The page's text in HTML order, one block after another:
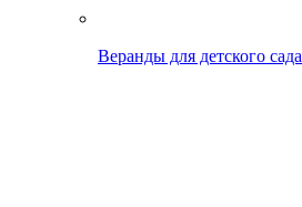
Веранды для детского сада